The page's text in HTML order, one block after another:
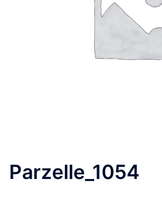
Parzelle_1054